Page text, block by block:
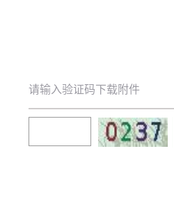
请输入验证码下载附件